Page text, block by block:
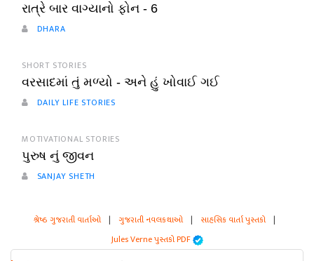
રાત્રે બાર વાગ્યાનો ફોન - 6
DHARA
SHORT STORIES
વરસાદમાં તું મળ્યો - અને હું ખોવાઈ ગઈ
DAILY LIFE STORIES
MOTIVATIONAL STORIES
પુરુષ નું જીવન
SANJAY SHETH
શ્રેષ્ઠ ગુજરાતી વાર્તાઓ | ગુજરાતી નવલકથાઓ | સાહસિક વાર્તા પુસ્તકો |
Jules Verne પુસ્તકો PDF